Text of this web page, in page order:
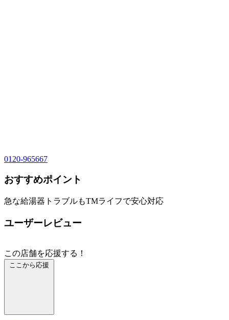
0120-965667
おすすめポイント
急な給湯器トラブルもTMライフで安心対応
ユーザーレビュー
この店舗を応援する！
ここから応援